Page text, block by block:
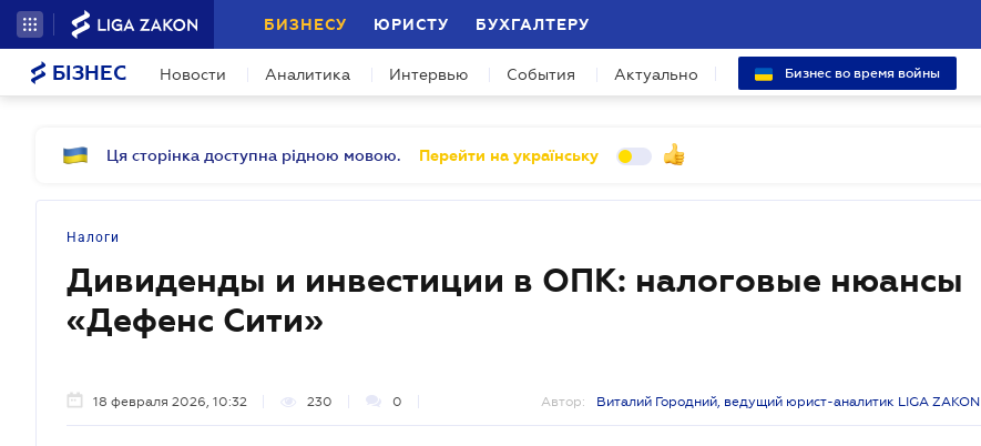
БИЗНЕСУ ЮРИСТУ БУХГАЛТЕРУ
БІЗНЕС Новости Аналитика Интервью События Актуально Бизнес во время войны
Ця сторінка доступна рідною мовою. Перейти на українську
Налоги
Дивиденды и инвестиции в ОПК: налоговые нюансы
«Дефенс Сити»
18 февраля 2026, 10:32 230 0 Автор: Виталий Городний, ведущий юрист-аналитик LIGA ZAKON